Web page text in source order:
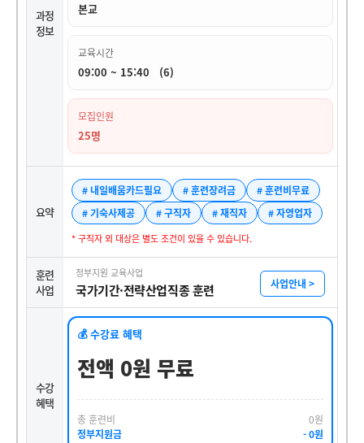
과정
정보
본교
교육시간
09:00 ~ 15:40 (6)
모집인원
25명
요약
# 내일배움카드필요 # 훈련장려금
# 훈련비무료
# 기숙사제공
# 구직자 # 재직자 # 자영업자
* 구직자 외 대상은 별도 조건이 있을 수 있습니다.
훈련
사업
정부지원 교육사업
국가기간·전략산업직종 훈련 사업안내 >
수강
혜택
💰 수강료 혜택
전액 0원 무료
총 훈련비
0원
정부지원금
- 0원